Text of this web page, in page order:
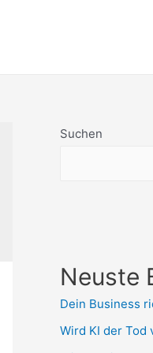
Suchen
Neuste
Dein Business
Wird KI der Tod